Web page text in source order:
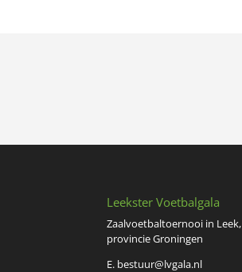
Leekster Voetbalgala
Zaalvoetbaltoernooi in Leek,
provincie Groningen
E. bestuur@lvgala.nl